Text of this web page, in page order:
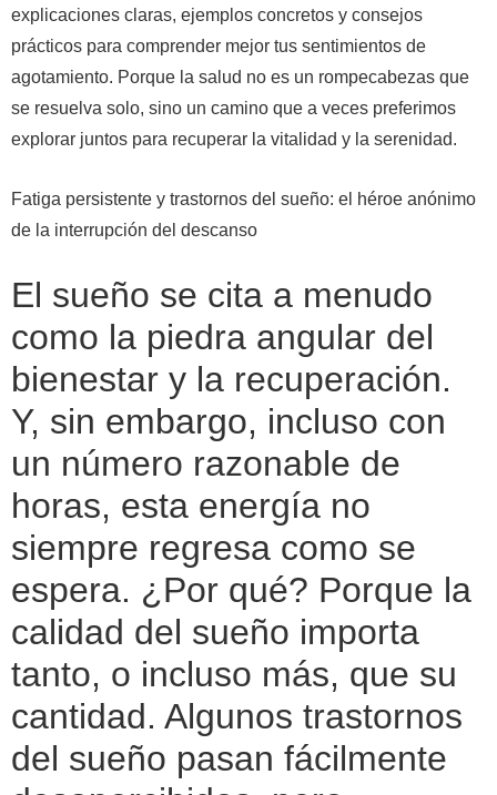
explicaciones claras, ejemplos concretos y consejos
prácticos para comprender mejor tus sentimientos de
agotamiento. Porque la salud no es un rompecabezas que
se resuelva solo, sino un camino que a veces preferimos
explorar juntos para recuperar la vitalidad y la serenidad.
Fatiga persistente y trastornos del sueño: el héroe anónimo
de la interrupción del descanso
El sueño se cita a menudo
como la piedra angular del
bienestar y la recuperación.
Y, sin embargo, incluso con
un número razonable de
horas, esta energía no
siempre regresa como se
espera. ¿Por qué? Porque la
calidad del sueño importa
tanto, o incluso más, que su
cantidad. Algunos trastornos
del sueño pasan fácilmente